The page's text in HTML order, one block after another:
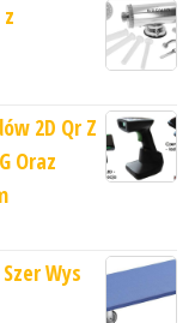
2D Qr Z
Oraz
Wys